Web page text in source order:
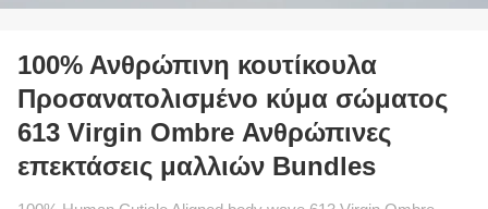
100% Ανθρώπινη κουτίκουλα
Προσανατολισμένο κύμα σώματος
613 Virgin Ombre Ανθρώπινες
επεκτάσεις μαλλιών Bundles